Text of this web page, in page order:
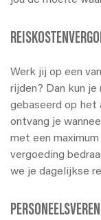
Werk jij op een
rijden? Dan kun
gebaseerd op het
ontvang je
met een
vergoeding
we je dagelijkse